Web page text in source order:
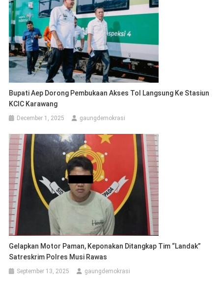
Bupati Aep Dorong Pembukaan Akses Tol Langsung Ke Stasiun
KCIC Karawang
December 1, 2025 gaungdemokrasi
Gelapkan Motor Paman, Keponakan Ditangkap Tim “Landak”
Satreskrim Polres Musi Rawas
September 13, 2025 gaungdemokrasi